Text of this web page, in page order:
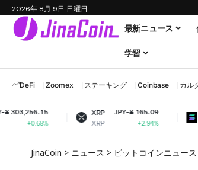
2026年 8月 9日 日曜日
最新ニュース
学習
DeFi Zoomex ステーキング Coinbase カル
XRP
XRP
JPY-¥ 165.09
+2.94%
Solana
SOL
JinaCoin > ニュース > ビットコインニュース